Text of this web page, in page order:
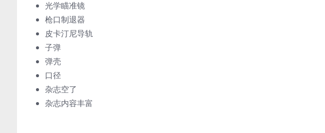
光学瞄准镜
枪口制退器
皮卡汀尼导轨
子弹
弹壳
口径
杂志空了
杂志内容丰富